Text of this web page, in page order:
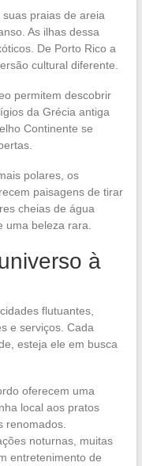
praias de areia
As ilhas dessa
De Porto Rico a
cultural diferente.
permitem descobrir
da Grécia antiga
Continente se
polares, os
paisagens de tirar
cheias de água
beleza rara.
à
flutuantes,
e serviços. Cada
esteja ele em busca
oferecem uma
local aos pratos
renomados.
noturnas, muitas
entretenimento de